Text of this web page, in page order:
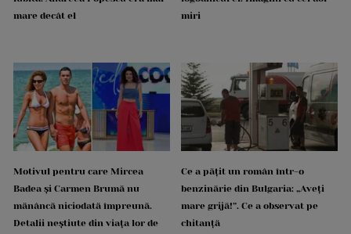
mare decât el
miri
Motivul pentru care Mircea
Badea și Carmen Brumă nu
mănâncă niciodată împreună.
Detalii neștiute din viața lor de
Ce a pățit un român într-o
benzinărie din Bulgaria: „Aveți
mare grijă!”. Ce a observat pe
chitanță